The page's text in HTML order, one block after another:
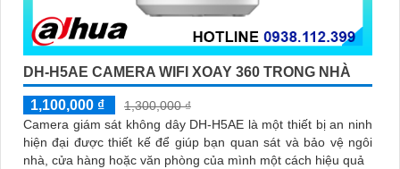
DH-H5AE CAMERA WIFI XOAY 360 TRONG NHÀ
1,100,000 ₫
1,300,000 ₫
Camera giám sát không dây DH-H5AE là một thiết bị an ninh
hiện đại được thiết kế để giúp bạn quan sát và bảo vệ ngôi
nhà, cửa hàng hoặc văn phòng của mình một cách hiệu quả